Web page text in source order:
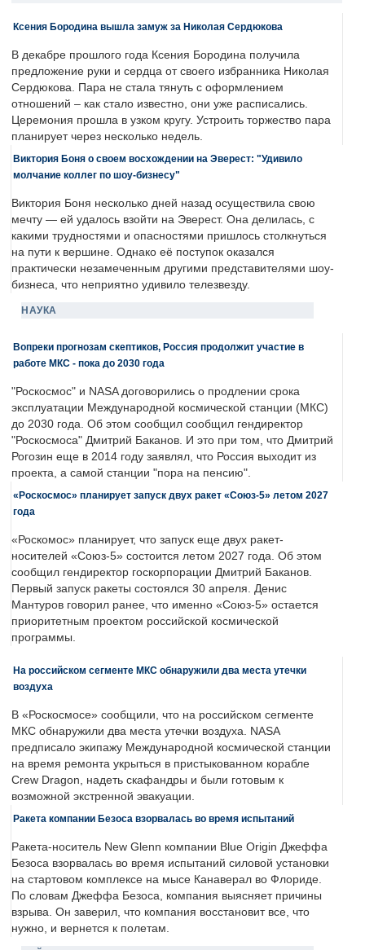
Ксения Бородина вышла замуж за Николая Сердюкова
В декабре прошлого года Ксения Бородина получила
предложение руки и сердца от своего избранника Николая
Сердюкова. Пара не стала тянуть с оформлением
отношений – как стало известно, они уже расписались.
Церемония прошла в узком кругу. Устроить торжество пара
планирует через несколько недель.
Виктория Боня о своем восхождении на Эверест: "Удивило
молчание коллег по шоу-бизнесу"
Виктория Боня несколько дней назад осуществила свою
мечту — ей удалось взойти на Эверест. Она делилась, с
какими трудностями и опасностями пришлось столкнуться
на пути к вершине. Однако её поступок оказался
практически незамеченным другими представителями шоу-
бизнеса, что неприятно удивило телезвезду.
НАУКА
Вопреки прогнозам скептиков, Россия продолжит участие в
работе МКС - пока до 2030 года
"Роскосмос" и NASA договорились о продлении срока
эксплуатации Международной космической станции (МКС)
до 2030 года. Об этом сообщил сообщил гендиректор
"Роскосмоса" Дмитрий Баканов. И это при том, что Дмитрий
Рогозин еще в 2014 году заявлял, что Россия выходит из
проекта, а самой станции "пора на пенсию".
«Роскосмос» планирует запуск двух ракет «Союз-5» летом 2027
года
«Роскомос» планирует, что запуск еще двух ракет-
носителей «Союз-5» состоится летом 2027 года. Об этом
сообщил гендиректор госкорпорации Дмитрий Баканов.
Первый запуск ракеты состоялся 30 апреля. Денис
Мантуров говорил ранее, что именно «Союз-5» остается
приоритетным проектом российской космической
программы.
На российском сегменте МКС обнаружили два места утечки
воздуха
В «Роскосмосе» сообщили, что на российском сегменте
МКС обнаружили два места утечки воздуха. NASA
предписало экипажу Международной космической станции
на время ремонта укрыться в пристыкованном корабле
Crew Dragon, надеть скафандры и были готовым к
возможной экстренной эвакуации.
Ракета компании Безоса взорвалась во время испытаний
Ракета-носитель New Glenn компании Blue Origin Джеффа
Безоса взорвалась во время испытаний силовой установки
на стартовом комплексе на мысе Канаверал во Флориде.
По словам Джеффа Безоса, компания выясняет причины
взрыва. Он заверил, что компания восстановит все, что
нужно, и вернется к полетам.